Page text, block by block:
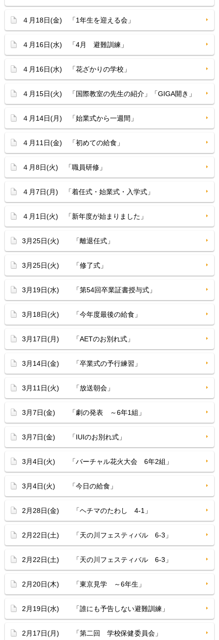
４月18日(金) 「1年生を迎える会」
４月16日(水) 「4月 避難訓練」
４月16日(水) 「花ざかりの学校」
４月15日(火) 「国際教室の先生の紹介」「GIGA開き」
４月14日(月) 「始業式から一週間」
４月11日(金) 「初めての給食」
４月8日(火) 「職員研修」
４月7日(月) 「着任式・始業式・入学式」
４月1日(火) 「新年度が始まりました」
3月25日(火) 「離退任式」
3月25日(火) 「修了式」
3月19日(水) 「第54回卒業証書授与式」
3月18日(火) 「今年度最後の給食」
3月17日(月) 「AETのお別れ式」
3月14日(金) 「卒業式の予行練習」
3月11日(火) 「放送朝会」
3月7日(金) 「劇の発表 ～6年1組」
3月7日(金) 「IUIのお別れ式」
3月4日(火) 「バーチャル花火大会 6年2組」
3月4日(火) 「今日の給食」
2月28日(金) 「ヘチマのたわし 4-1」
2月22日(土) 「天の川フェスティバル 6-3」
2月22日(土) 「天の川フェスティバル 6-3」
2月20日(木) 「東京見学 ～6年生」
2月19日(水) 「誰にも予告しない避難訓練」
2月17日(月) 「第二回 学校保健委員会」